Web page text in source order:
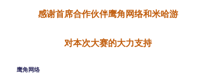
感谢首席合作伙伴鹰角网络和米哈游
对本次大赛的大力支持
鹰角网络